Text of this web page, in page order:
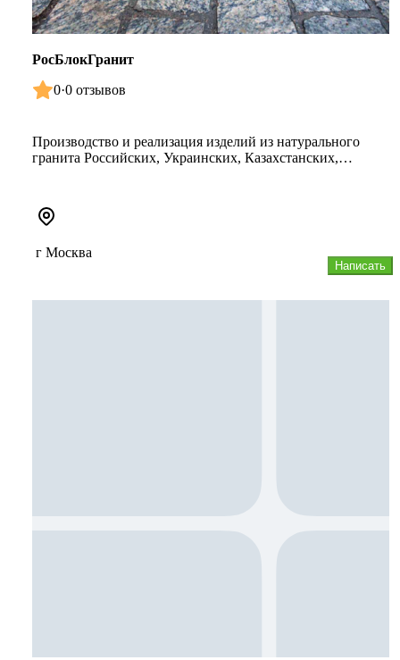
РосБлокГранит
0·0 отзывов
Производство и реализация изделий из натурального
гранита Российских, Украинских, Казахстанских,
Написать
г Москва